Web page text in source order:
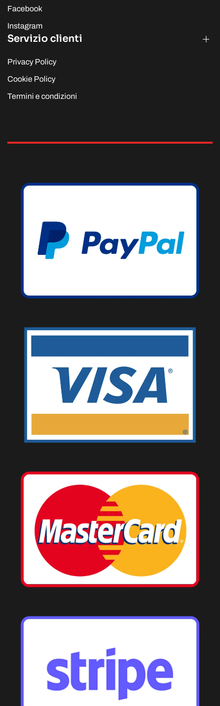
Facebook
Instagram
Servizio clienti
Privacy Policy
Cookie Policy
Termini e condizioni